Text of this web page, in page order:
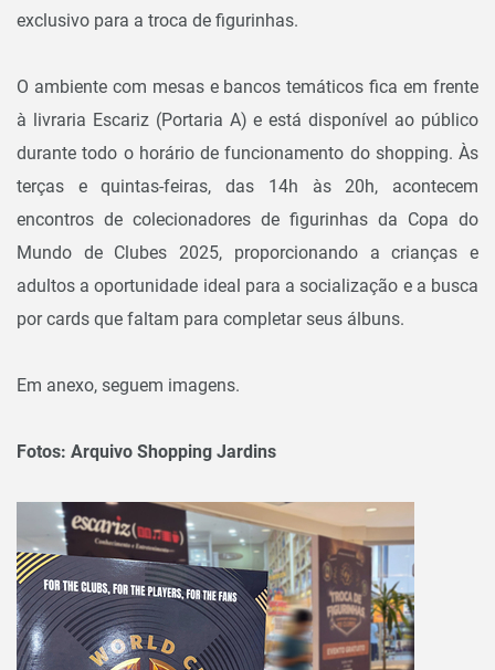
exclusivo para a troca de figurinhas.
O ambiente com mesas e bancos temáticos fica em frente
à livraria Escariz (Portaria A) e está disponível ao público
durante todo o horário de funcionamento do shopping. Às
terças e quintas-feiras, das 14h às 20h, acontecem
encontros de colecionadores de figurinhas da Copa do
Mundo de Clubes 2025, proporcionando a crianças e
adultos a oportunidade ideal para a socialização e a busca
por cards que faltam para completar seus álbuns.
Em anexo, seguem imagens.
Fotos: Arquivo Shopping Jardins